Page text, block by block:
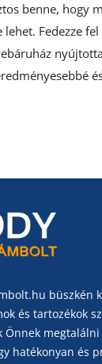
benne, hogy
Fedezze fel
büszkén
és tartozékok
Önnek
hatékonyan és